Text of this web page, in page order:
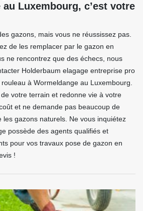
Luxembourg, c’est votre
gazons, mais vous ne réussissez pas.
de les remplacer par le gazon en
ne rencontrez que des échecs, nous
Holderbaum elagage entreprise pro
à Wormeldange au Luxembourg.
votre terrain et redonne vie à votre
et ne demande pas beaucoup de
les gazons naturels. Ne vous inquiétez
possède des agents qualifiés et
pour vos travaux pose de gazon en
!